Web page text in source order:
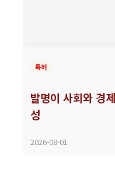
특허
발명이 사회와 경
성
2026-08-01